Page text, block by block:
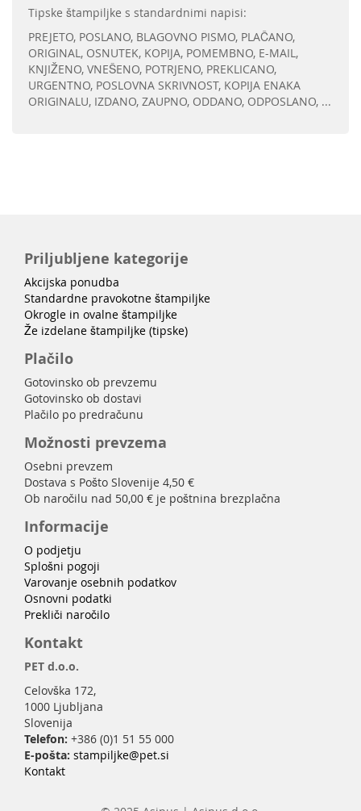
Tipske štampiljke s standardnimi napisi:
PREJETO, POSLANO, BLAGOVNO PISMO, PLAČANO,
ORIGINAL, OSNUTEK, KOPIJA, POMEMBNO, E-MAIL,
KNJIŽENO, VNEŠENO, POTRJENO, PREKLICANO,
URGENTNO, POSLOVNA SKRIVNOST, KOPIJA ENAKA
ORIGINALU, IZDANO, ZAUPNO, ODDANO, ODPOSLANO, ...
Priljubljene kategorije
Akcijska ponudba
Standardne pravokotne štampiljke
Okrogle in ovalne štampiljke
Že izdelane štampiljke (tipske)
Plačilo
Gotovinsko ob prevzemu
Gotovinsko ob dostavi
Plačilo po predračunu
Možnosti prevzema
Osebni prevzem
Dostava s Pošto Slovenije 4,50 €
Ob naročilu nad 50,00 € je poštnina brezplačna
Informacije
O podjetju
Splošni pogoji
Varovanje osebnih podatkov
Osnovni podatki
Prekliči naročilo
Kontakt
PET d.o.o.
Celovška 172,
1000 Ljubljana
Slovenija
Telefon: +386 (0)1 51 55 000
E-pošta: stampiljke@pet.si
Kontakt